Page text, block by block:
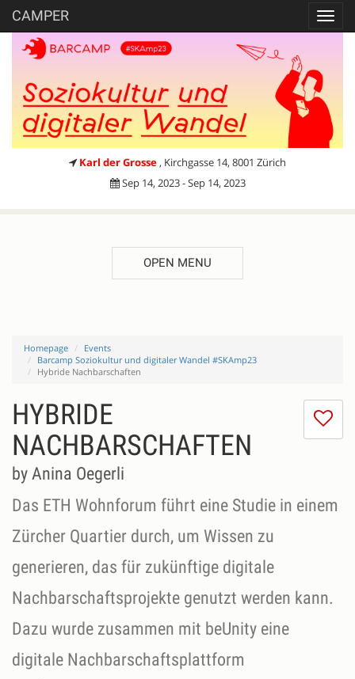
CAMPER
Karl der Grosse , Kirchgasse 14, 8001 Zürich
Sep 14, 2023 - Sep 14, 2023
OPEN MENU
Homepage
Events
Barcamp Soziokultur und digitaler Wandel #SKAmp23
Hybride Nachbarschaften
I
HYBRIDE
NACHBARSCHAFTEN
by Anina Oegerli
Das ETH Wohnforum führt eine Studie in einem
Zürcher Quartier durch, um Wissen zu
generieren, das für zukünftige digitale
Nachbarschaftsprojekte genutzt werden kann.
Dazu wurde zusammen mit beUnity eine
digitale Nachbarschaftsplattform